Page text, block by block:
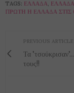
TAGS: ΕΛΛΆΔΑ
ΠΡΏΤΗ Η ΕΛΛΆΔΑ ΣΤΙΣ
PREVIOUS ARTICLE
Τα
τους!!